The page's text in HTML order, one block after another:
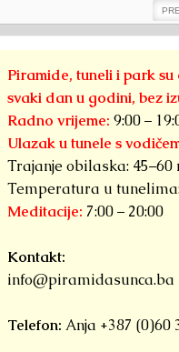
Piramide, tuneli i park
svaki dan u godini, bez
Radno vrijeme: 9:00 –
Ulazak u tunele s
Trajanje obilaska: 45–60
Temperatura u
Meditacije: 7:00 – 20:00
Kontakt:
info@piramidasunca.ba
Telefon: Anja +387 (0)60